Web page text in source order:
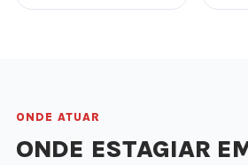
ONDE ATUAR
ONDE ESTAGIAR